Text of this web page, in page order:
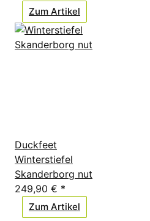
Zum Artikel
Duckfeet
Winterstiefel
Skanderborg nut
249,90 € *
Zum Artikel